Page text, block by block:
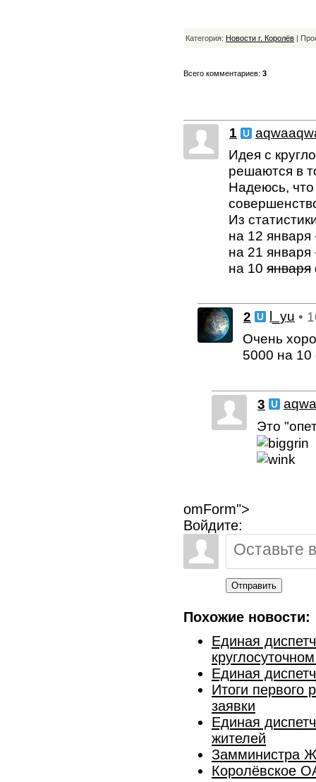
Категория: Новости г. Королёв |
Всего комментариев: 3
1
Идея с
решаются в
Надеюсь,
Из
на 12
на 21
на 10 января
2 l_yu •
Очень
5000 на
3
Это
omForm">
Войдите:
Отправить
Похожие новости:
Единая
Единая
Итоги первого
заявки
Единая
жителей
Замминистра
Королёвское